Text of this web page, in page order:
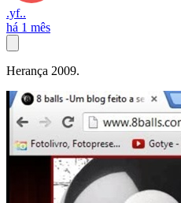
.yf..
há 1 mês
Herança 2009.